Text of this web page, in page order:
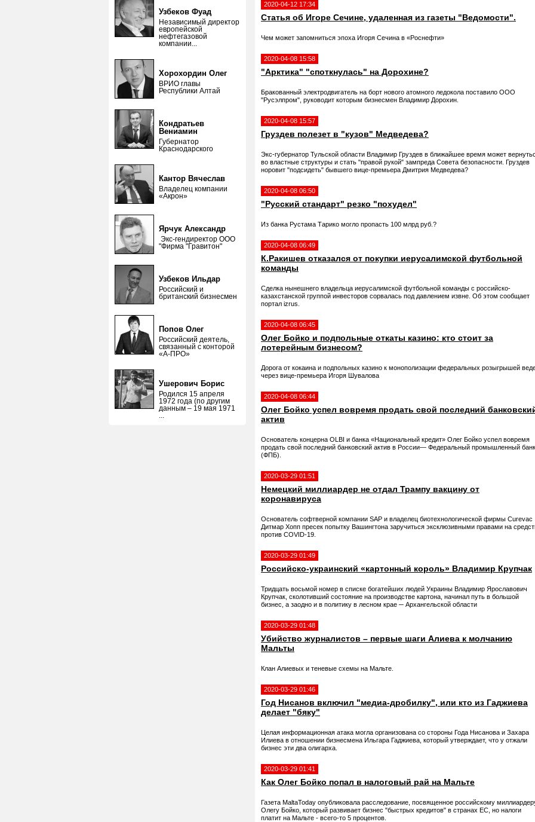
Узбеков Фуад
Независимый директор
европейской
нефтегазовой
компании...
Хорохордин Олег
ВРИО главы
Республики Алтай
Кондратьев
Вениамин
Губернатор
Краснодарского
Кантор Вячеслав
Владелец компании
«Акрон»
Ярчук Александр
Экс-гендиректор ООО
"Фирма "Гравитон"
Узбеков Ильдар
Российский и
британский бизнесмен
Попов Олег
Российский деятель,
связанный с конторой
«А-ПРО»
Ушерович Борис
Родился 15 апреля
1972 года (по другим
данным – 19 мая 1971
...
2020-04-12 17:34
Статья об Игоре Сечине, удаленная из газеты "Ведомости".
Чем может запомниться эпоха Игоря Сечина в «Роснефти»
2020-04-08 15:58
"Арктика" "споткнулась" на Дорохине?
Бракованный электродвигатель на борт нового атомного ледокола поставило ООО
"Русэлпром", руководит которым бизнесмен Владимир Дорохин.
2020-04-08 15:57
Груздев полезет в "кузов" Медведева?
Экс-губернатор Тульской области Владимир Груздев в ближайшее время может
во властные структуры и стать "правой рукой" зампреда Совета безопасности. Груздев
норовит "подсидеть" бывшего вице-премьера Дмитрия Медведева?
2020-04-08 06:50
"Русский стандарт" резко "похудел"
Из банка Рустама Тарико могло пропасть 100 млрд руб.?
2020-04-08 06:49
К.Ракишев отказался от покупки иерусалимской футбольной
команды
Сделка нынешнего владельца иерусалимской футбольной команды с российско-
казахстанской группой инвесторов сорвалась под давлением извне. Об этом сообщает
портал izrus.
2020-04-08 06:45
Олег Бойко и подпольные откаты казино: кто стоит за
лотерейным бизнесом?
Дорога от кокаина и подпольных казино к монополизации федеральных розыгрышей
через вице-премьера Игоря Шувалова
2020-04-08 06:44
Олег Бойко успел вовремя продать свой последний
актив
Основатель концерна ОLBI и банка «Национальный кредит» Олег Бойко успел вовремя
продать свой последний банковский актив в России— Федеральный промышленный банк
(ФПБ).
2020-03-29 01:51
Немецкий миллиардер не отдал Трампу вакцину от
коронавируса
Основатель софтверной компании SAP и владелец биотехнологической фирмы Curevac
Дитмар Хопп пресек попытку Вашингтона заручиться эксклюзивными правами на
против COVID-19.
2020-03-29 01:49
Российско-украинский «картонный король» Владимир Крупчак
Тридцать восьмой номер в списке богатейших людей Украины Владимир Ярославович
Крупчак, сколотивший состояние на производстве картона, начинал путь в большой
бизнес, а заодно и в политику в лесном крае ─ Архангельской области
2020-03-29 01:48
Убийство журналистов – первые шаги Алиева к молчанию
Мальты
Клан Алиевых и теневые схемы на Мальте.
2020-03-29 01:46
Год Нисанов включил "медиа-дробилку", или кто из Гаджиева
делает "бяку"
Целая информационная атака могла организована со стороны Года Нисанова и Захара
Илиева в отношении бизнесмена Ильгара Гаджиева, который утверждает, что у отжали
бизнес эти два олигарха.
2020-03-29 01:41
Как Олег Бойко попал в налоговый рай на Мальте
Газета MaltaToday опубликовала расследование, посвященное российскому
Олегу Бойко, который развивает бизнес "быстрых кредитов" в странах ЕС, но налоги
платит на Мальте - всего-то 5 процентов.